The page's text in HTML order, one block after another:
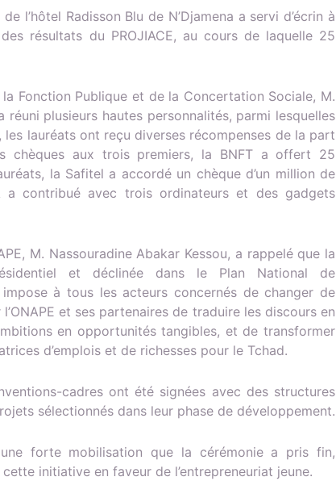
l’hôtel Radisson Blu de N’Djamena a servi d’écrin à
résultats du PROJIACE, au cours de laquelle 25
Fonction Publique et de la Concertation Sociale, M.
réuni plusieurs hautes personnalités, parmi lesquelles
les lauréats ont reçu diverses récompenses de la part
chèques aux trois premiers, la BNFT a offert 25
la Safitel a accordé un chèque d’un million de
a contribué avec trois ordinateurs et des gadgets
M. Nassouradine Abakar Kessou, a rappelé que la
et déclinée dans le Plan National de
à tous les acteurs concernés de changer de
et ses partenaires de traduire les discours en
en opportunités tangibles, et de transformer
d’emplois et de richesses pour le Tchad.
cadres ont été signées avec des structures
sélectionnés dans leur phase de développement.
forte mobilisation que la cérémonie a pris fin,
initiative en faveur de l’entrepreneuriat jeune.